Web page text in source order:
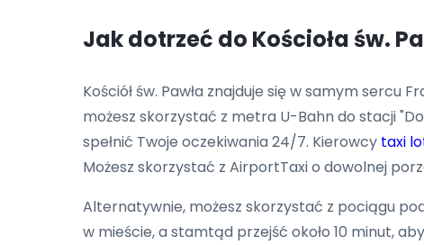
Jak dotrzeć do Kościoła św.
Kościół św. Pawła znajduje się w samym
możesz skorzystać z metra U-Bahn do stacji
spełnić Twoje oczekiwania 24/7. Kierowcy taxi
Możesz skorzystać z AirportTaxi o dowolnej
Alternatywnie, możesz skorzystać z pociągu
w mieście, a stamtąd przejść około 10 minut,